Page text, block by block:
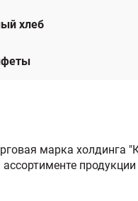
хлеб
марка холдинга